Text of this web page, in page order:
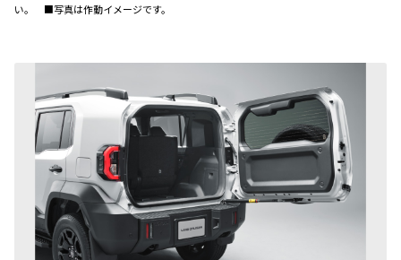
い。 ■写真は作動イメージです。